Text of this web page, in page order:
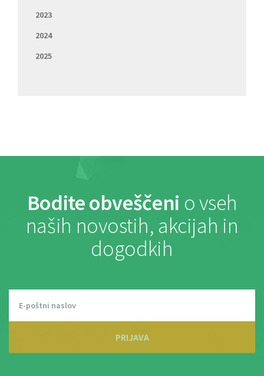
2023
2024
2025
Bodite obveščeni o vseh
naših novostih, akcijah in
dogodkih
PRIJAVA